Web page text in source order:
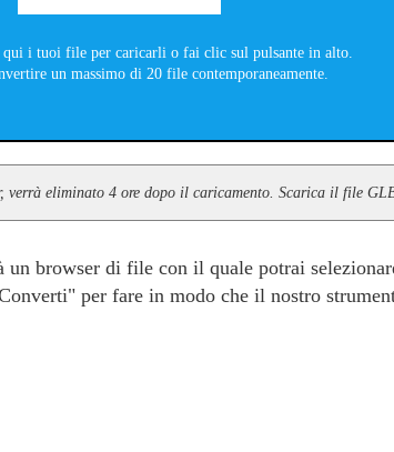
qui i tuoi file per caricarli o fai clic sul pulsante in alto.
un massimo di 20 file contemporaneamente.
eliminato 4 ore dopo il caricamento. Scarica il file
browser di file con il quale potrai
per fare in modo che il nostro